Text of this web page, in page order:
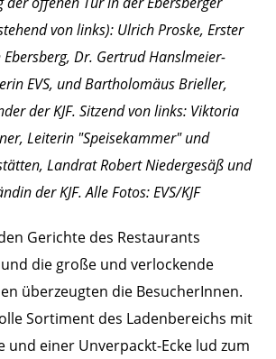
von links): Ulrich Proske, Erster
Dr. Gertrud Hanslmeier-
EVS, und Bartholomäus Brieller,
der KJF. Sitzend von links: Viktoria
Leiterin "Speisekammer" und
Landrat Robert Niedergesäß und
der KJF. Alle Fotos: EVS/KJF
Gerichte des Restaurants
und die große und verlockende
überzeugten die BesucherInnen.
Sortiment des Ladenbereichs mit
und einer Unverpackt-Ecke lud zum